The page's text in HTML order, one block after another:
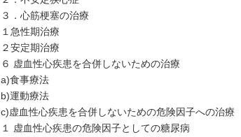
３．心筋梗塞の治療
１急性期治療
２安定期治療
６ 虚血性心疾患を合併しないための治療
a)食事療法
b)運動療法
c)虚血性心疾患を合併しないための危険因子への治療
１ 虚血性心疾患の危険因子としての糖尿病